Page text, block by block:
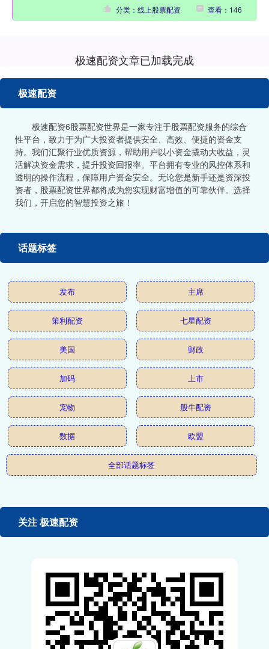
分类：线上股票配资 查看：146
极速配资文章已加载完成
极速配资
极速配资6股票配资世界是一家专注于股票配资服务的综合
性平台，致力于为广大投资者提供安全、高效、便捷的资金支
持。我们汇聚行业优质资源，帮助用户以小资金撬动大收益，灵
活解决资金需求，提升投资回报率。平台拥有专业的风控体系和
透明的操作流程，保障用户资金安全。无论您是新手还是资深投
资者，股票配资世界都将成为您实现财富增值的可靠伙伴。选择
我们，开启您的智慧投资之旅！
话题标签
发布 主席
策利配资 七星配资
美国 财政
加码 上市
宠物 股牛配资
数据 欧盟
全部话题标签
关注 极速配资